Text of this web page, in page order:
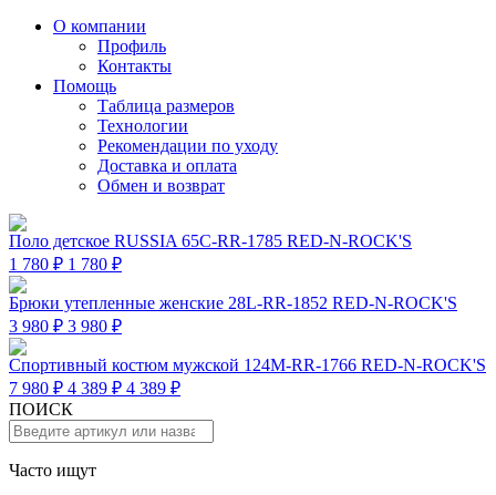
О компании
Профиль
Контакты
Помощь
Таблица размеров
Технологии
Рекомендации по уходу
Доставка и оплата
Обмен и возврат
Поло детское RUSSIA 65C-RR-1785 RED-N-ROCK'S
1 780 ₽ 1 780 ₽
Брюки утепленные женские 28L-RR-1852 RED-N-ROCK'S
3 980 ₽ 3 980 ₽
Спортивный костюм мужской 124M-RR-1766 RED-N-ROCK'S
7 980 ₽ 4 389 ₽ 4 389 ₽
ПОИСК
Часто ищут